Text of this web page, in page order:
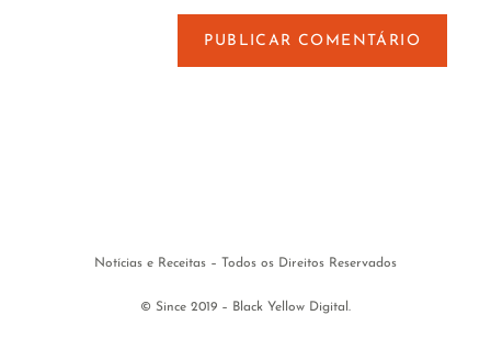
Notícias e Receitas – Todos os Direitos Reservados
© Since 2019 – Black Yellow Digital.